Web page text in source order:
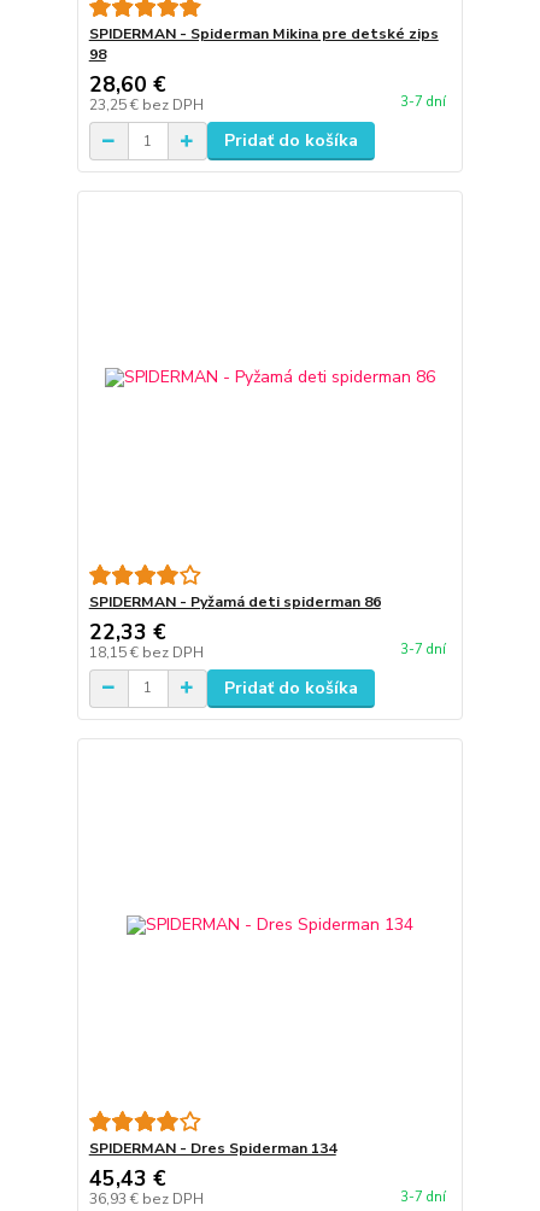
SPIDERMAN - Spiderman Mikina pre detské zips
98
28,60 €
23,25 € bez DPH 3-7 dní
Pridať do košíka
SPIDERMAN - Pyžamá deti spiderman 86
22,33 €
18,15 € bez DPH 3-7 dní
Pridať do košíka
SPIDERMAN - Dres Spiderman 134
45,43 €
36,93 € bez DPH 3-7 dní